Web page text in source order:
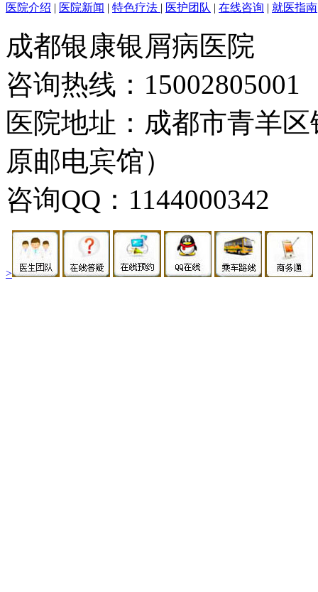
医院介绍 | 医院新闻 | 特色疗法 | 医护团队 | 在线咨询 | 就医指南
成都银康银屑病医院
咨询热线：15002805001
医院地址：成都市青羊
原邮电宾馆）
咨询QQ：1144000342
>